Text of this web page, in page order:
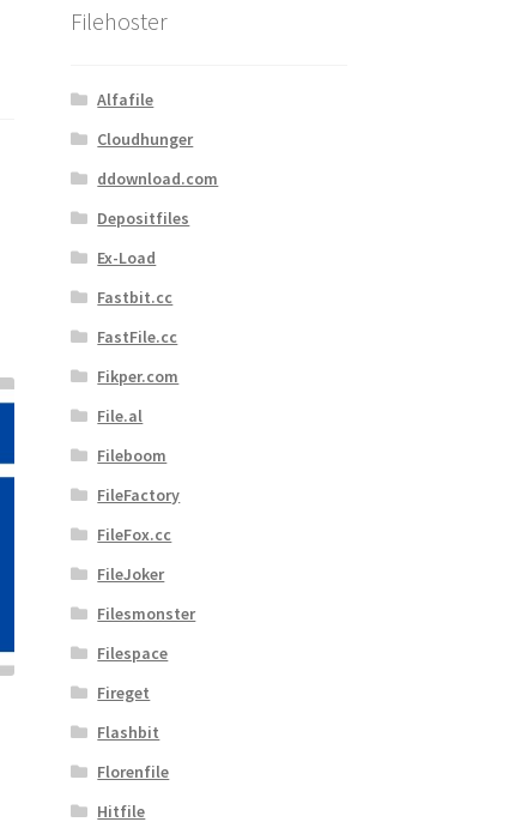
Filehoster
Alfafile
Cloudhunger
ddownload.com
Depositfiles
Ex-Load
Fastbit.cc
FastFile.cc
Fikper.com
File.al
Fileboom
FileFactory
FileFox.cc
FileJoker
Filesmonster
Filespace
Fireget
Flashbit
Florenfile
Hitfile